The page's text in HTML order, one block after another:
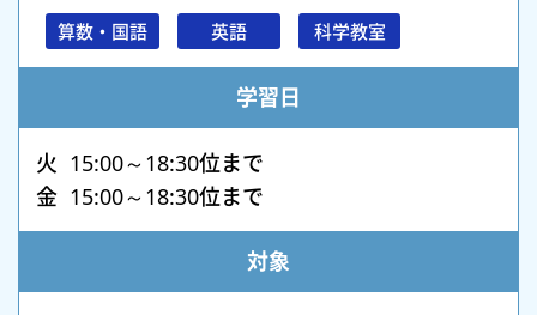
算数・国語 英語 科学教室
学習日
火 15:00～18:30位まで
金 15:00～18:30位まで
対象